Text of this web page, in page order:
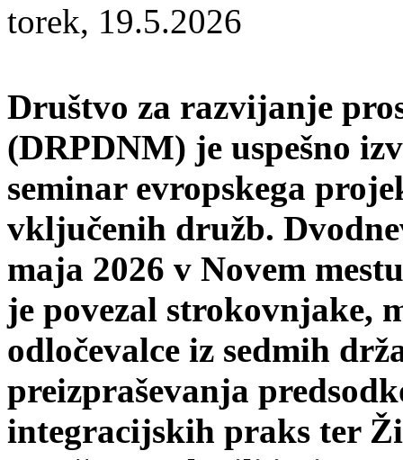
torek, 19.5.2026
Društvo za razvijanje
(DRPDNM) je uspešno
seminar evropskega
vključenih družb.
maja 2026 v Novem
je povezal strokovnjake,
odločevalce iz sedmih
preizpraševanja
integracijskih praks ter